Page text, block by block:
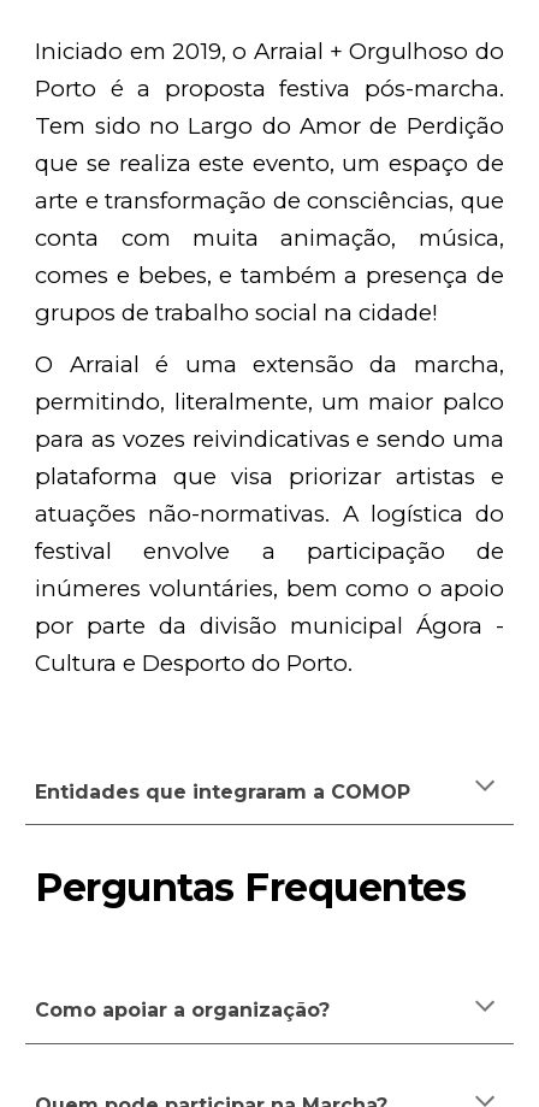
Iniciado em 2019, o Arraial + Orgulhoso do
Porto é a proposta festiva pós-marcha.
Tem sido no Largo do Amor de Perdição
que se realiza este evento, um espaço de
arte e transformação de consciências, que
conta com muita animação, música,
comes e bebes, e também a presença de
grupos de trabalho social na cidade!
O Arraial é uma extensão da marcha,
permitindo, literalmente, um maior palco
para as vozes reivindicativas e sendo uma
plataforma que visa priorizar artistas e
atuações não-normativas. A logística do
festival envolve a participação de
inúmeres voluntáries, bem como o apoio
por parte da divisão municipal Ágora -
Cultura e Desporto do Porto.
Entidades que integraram a COMOP
Perguntas Frequentes
Como apoiar a organização?